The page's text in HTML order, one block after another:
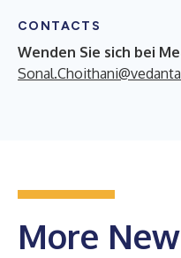
CONTACTS
Wenden Sie sich bei
More